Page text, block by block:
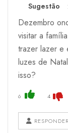
Sugestão
Dezembro
visitar a
trazer lazer e
luzes de
isso?
6 4
RESPONDER